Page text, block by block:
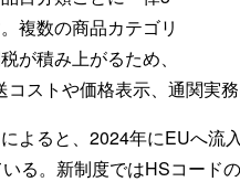
複数の商品カテゴリ
が積み上がるため、
ストや価格表示、通関実務
よると、2024年にEUへ流
る。新制度ではHSコード